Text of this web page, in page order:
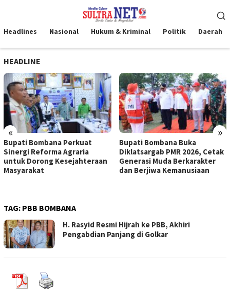
kontenMobile
Headlines Nasional Hukum & Kriminal Politik Daerah
HEADLINE
« »
Bupati Bombana Perkuat
Sinergi Reforma Agraria
untuk Dorong Kesejahteraan
Masyarakat
Bupati Bombana Buka
Diklatsargab PMR 2026, Cetak
Generasi Muda Berkarakter
dan Berjiwa Kemanusiaan
TAG: PBB BOMBANA
H. Rasyid Resmi Hijrah ke PBB, Akhiri
Pengabdian Panjang di Golkar